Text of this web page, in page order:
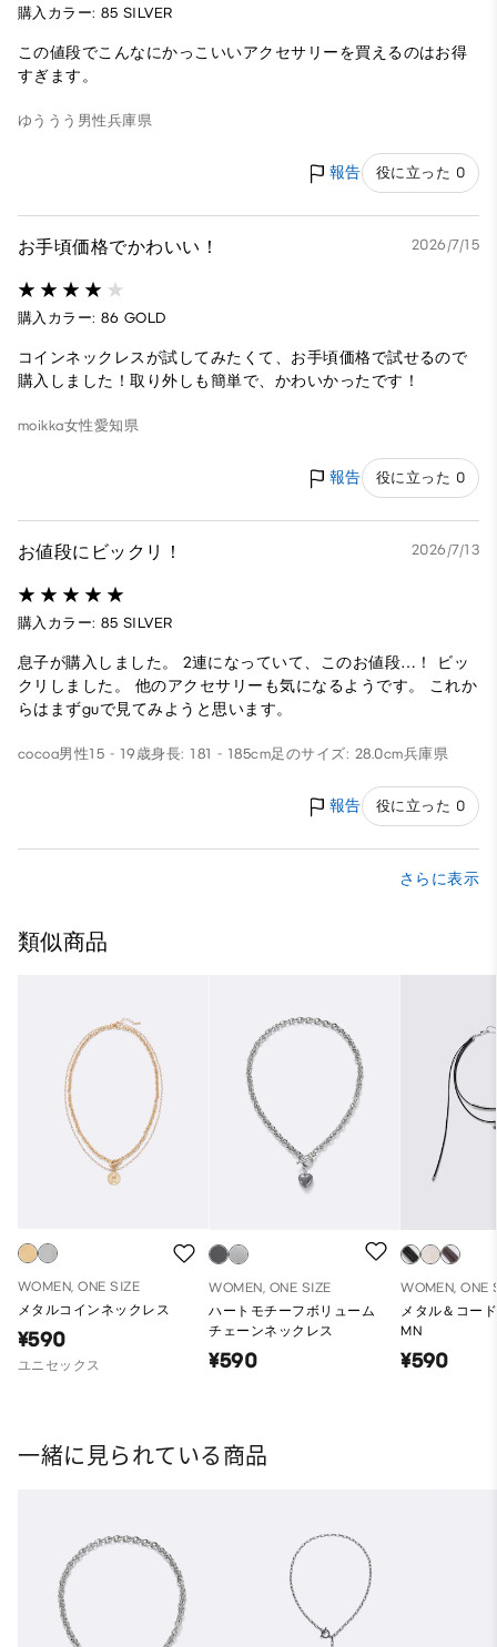
購入カラー: 85 SILVER
この値段でこんなにかっこいいアクセサリーを買えるのはお得
すぎます。
ゆううう 男性兵庫県
報告 役に立った 0
お手頃価格でかわいい！ 2026/7/15
購入カラー: 86 GOLD
コインネックレスが試してみたくて、お手頃価格で試せるので
購入しました！取り外しも簡単で、かわいかったです！
moikka女性愛知県
報告 役に立った 0
お値段にビックリ！ 2026/7/13
購入カラー: 85 SILVER
息子が購入しました。 2連になっていて、このお値段…！ ビッ
クリしました。 他のアクセサリーも気になるようです。 これか
らはまずguで見てみようと思います。
cocoa男性15 - 19歳身長: 181 - 185cm足のサイズ: 28.0cm兵庫県
報告 役に立った 0
さらに表示
類似商品
WOMEN, ONE SIZE
メタルコインネックレス
¥590
ユニセックス
WOMEN, ONE SIZE
ハートモチーフボリューム
チェーンネックレス
¥590
WOMEN, ONE
メタル＆コー
MN
¥590
一緒に見られている商品